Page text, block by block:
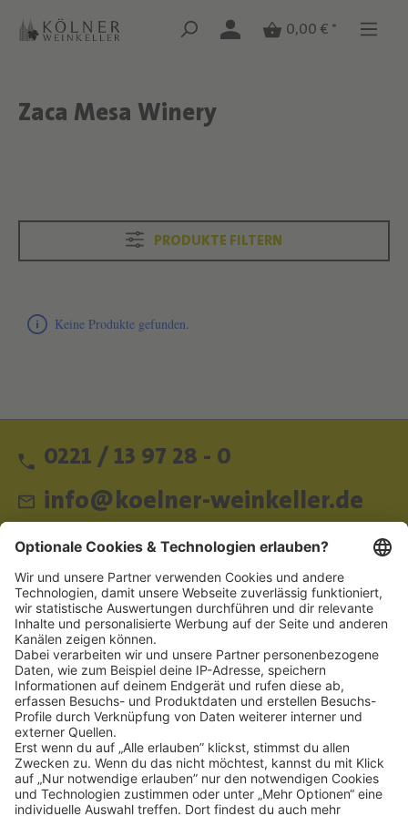
Zum Hauptinhalt springen
Zum Hauptinhalt springen
0,00 € *
Text überspringen
Zaca Mesa Winery
Text überspringen
PRODUKTE FILTERN
Keine Produkte gefunden.
0221 / 13 97 28 - 0
info@koelner-weinkeller.de
Schnellzugriff
ZAHLUNGSMETHODEN
SOCIAL
NEWSLETTER
BESUCHEN SIE UNS